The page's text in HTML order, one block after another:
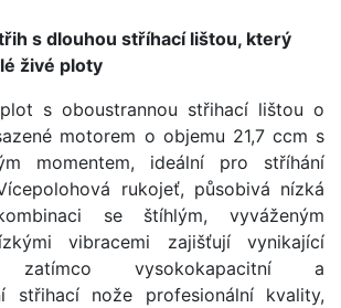
s dlouhou stříhací lištou, který
živé ploty
s oboustrannou střihací lištou o
motorem o objemu 21,7 ccm s
momentem, ideální pro stříhání
rukojeť, působivá nízká
se štíhlým, vyváženým
vibracemi zajišťují vynikající
zatímco vysokokapacitní a
střihací nože profesionální kvality,